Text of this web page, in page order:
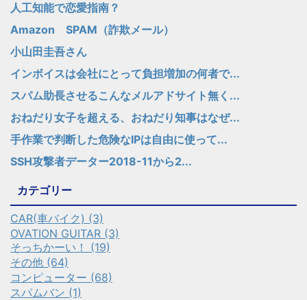
人工知能で恋愛指南？
Amazon SPAM（詐欺メール）
小山田圭吾さん
インボイスは会社にとって負担増加の何者で...
スパム助長させるこんなメルアドサイト無く...
おねだり女子を超える、おねだり知事はなぜ...
手作業で判断した危険なIPは自由に使って...
SSH攻撃者データー2018-11から2...
カテゴリー
CAR(車バイク) (3)
OVATION GUITAR (3)
そっちかーい！ (19)
その他 (64)
コンピューター (68)
スパムバン (1)